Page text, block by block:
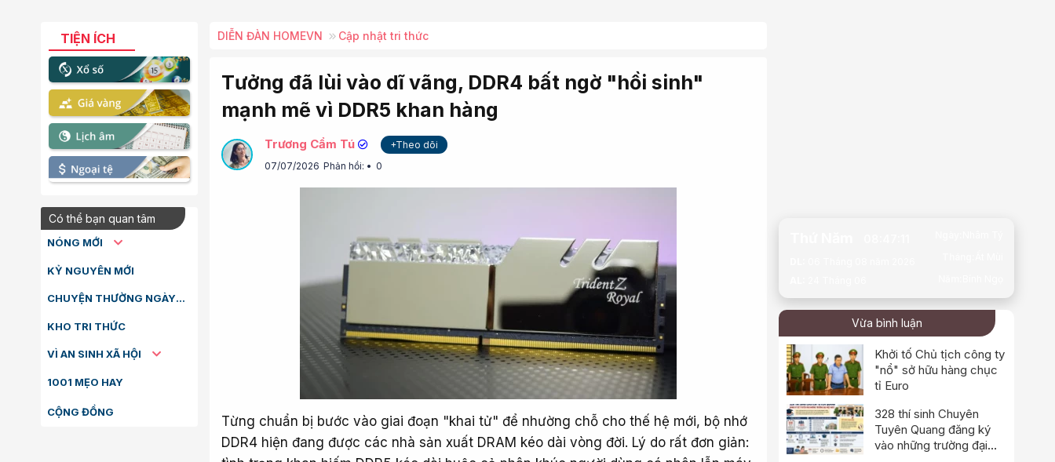
TIỆN ÍCH
Có thể bạn quan tâm
NÓNG MỚI
KỶ NGUYÊN MỚI
CHUYỆN THƯỜNG NGÀY
KHO TRI THỨC
VÌ AN SINH XÃ HỘI
1001 MẸO HAY
CỘNG ĐỒNG
DIỄN ĐÀN HOMEVN Cập nhật tri thức
Tưởng đã lùi vào dĩ vãng, DDR4 bất ngờ "hồi sinh"
mạnh mẽ vì DDR5 khan hàng
Trương Cẩm Tú
+Theo dõi
07/07/2026 Phản hồi: 0
Từng chuẩn bị bước vào giai đoạn "khai tử" để nhường chỗ cho thế hệ mới, bộ nhớ
DDR4 hiện đang được các nhà sản xuất DRAM kéo dài vòng đời. Lý do rất đơn giản:
Vừa bình luận
Khởi tố Chủ tịch công ty
"nổ" sở hữu hàng chục
tỉ Euro
328 thí sinh Chuyên
Tuyên Quang đăng ký
vào những trường đại